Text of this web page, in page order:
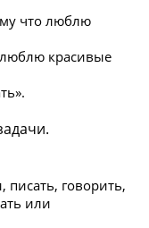
что люблю
красивые
писать, говорить,
или